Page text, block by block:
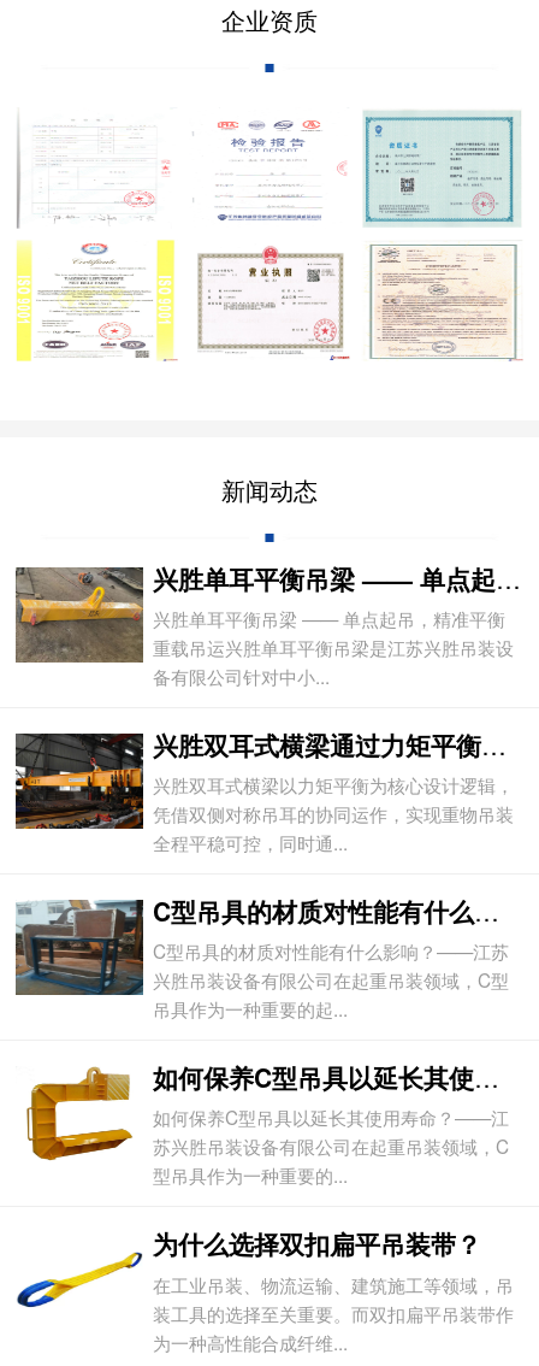
企业资质
新闻动态
兴胜单耳平衡吊梁 —— 单点起吊，精准平
兴胜单耳平衡吊梁 —— 单点起吊，精准平衡
重载吊运兴胜单耳平衡吊梁是江苏兴胜吊装设
备有限公司针对中小...
兴胜双耳式横梁通过力矩平衡实现重物平稳吊
兴胜双耳式横梁以力矩平衡为核心设计逻辑，
凭借双侧对称吊耳的协同运作，实现重物吊装
全程平稳可控，同时通...
C型吊具的材质对性能有什么影响？
C型吊具的材质对性能有什么影响？——江苏
兴胜吊装设备有限公司在起重吊装领域，C型
吊具作为一种重要的起...
如何保养C型吊具以延长其使用寿命？
如何保养C型吊具以延长其使用寿命？——江
苏兴胜吊装设备有限公司在起重吊装领域，C
型吊具作为一种重要的...
为什么选择双扣扁平吊装带？
在工业吊装、物流运输、建筑施工等领域，吊
装工具的选择至关重要。而双扣扁平吊装带作
为一种高性能合成纤维...